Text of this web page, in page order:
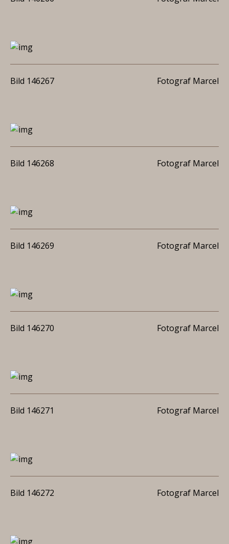
Bild 146267 Fotograf Marcel
Bild 146268 Fotograf Marcel
Bild 146269 Fotograf Marcel
Bild 146270 Fotograf Marcel
Bild 146271 Fotograf Marcel
Bild 146272 Fotograf Marcel